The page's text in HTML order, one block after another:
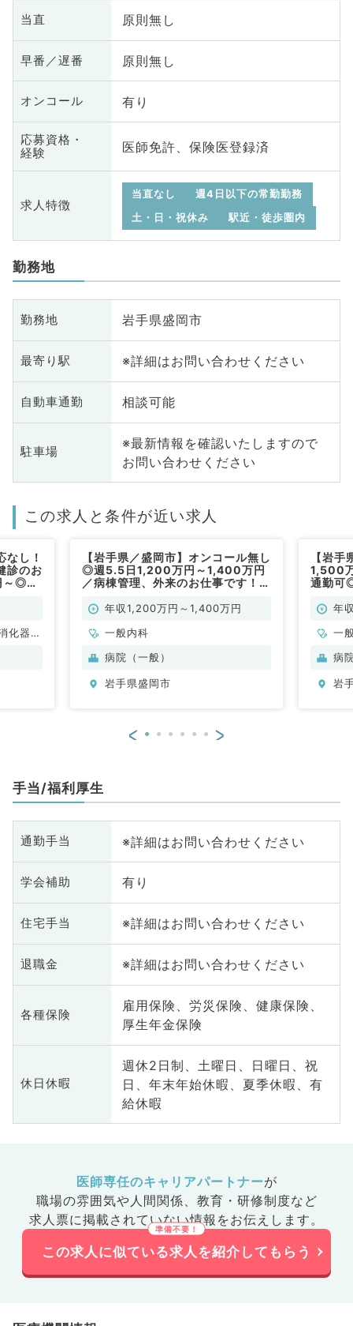
当直 原則無し
早番／遅番 原則無し
オンコール 有り
応募資格・
経験
医師免許、保険医登録済
求人特徴
当直なし
週4日以下の常勤勤務
土・日・祝休み
駅近・徒歩圏内
勤務地
勤務地 岩手県盛岡市
最寄り駅 ※詳細はお問い合わせください
自動車通勤 相談可能
駐車場
※最新情報を確認いたしますので
お問い合わせください
この求人と条件が近い求人
なし！
診のお
◎週
化器内
【岩手県／盛岡市】オンコール無し
◎週5.5日1,200万円～1,400万円
／病棟管理、外来のお仕事です！
年収1,200万円～1,400万円
一般内科
病院（一般）
岩手県盛岡市
【岩
1,500
通勤可
す（年
一
病
岩
< >
手当/福利厚生
通勤手当 ※詳細はお問い合わせください
学会補助 有り
住宅手当 ※詳細はお問い合わせください
退職金 ※詳細はお問い合わせください
各種保険
雇用保険、労災保険、健康保険、
厚生年金保険
休日休暇
週休2日制、土曜日、日曜日、祝
日、年末年始休暇、夏季休暇、有
給休暇
医師専任のキャリアパートナーが
職場の雰囲気や人間関係、 教育・研修制度など
求人票に掲載されていない情報をお伝えします。
この求人に似ている求人を紹介してもらう